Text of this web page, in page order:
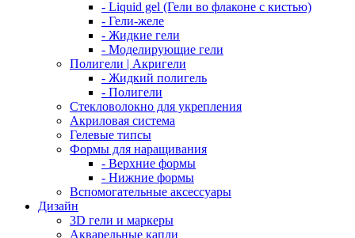
- Liquid gel (Гели во флаконе с кистью)
- Гели-желе
- Жидкие гели
- Моделирующие гели
Полигели | Акригели
- Жидкий полигель
- Полигели
Стекловолокно для укрепления
Акриловая система
Гелевые типсы
Формы для наращивания
- Верхние формы
- Нижние формы
Вспомогательные аксессуары
Дизайн
3D гели и маркеры
Акварельные капли